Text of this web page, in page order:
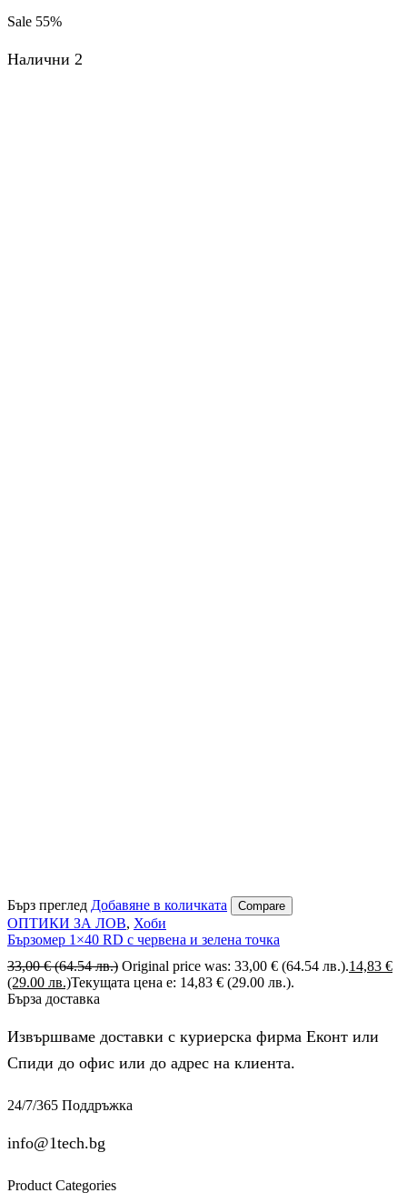
Sale 55%
Налични 2
Бърз преглед Добавяне в количката Compare
ОПТИКИ ЗА ЛОВ, Хоби
Бързомер 1×40 RD с червена и зелена точка
33,00€ (64.54 лв.) Original price was: 33,00 € (64.54 лв.).14,83 €
(29.00 лв.)Текущата цена е: 14,83 € (29.00 лв.).
Бърза доставка
Извършваме доставки с куриерска фирма Еконт или
Спиди до офис или до адрес на клиента.
24/7/365 Поддръжка
info@1tech.bg
Product Categories